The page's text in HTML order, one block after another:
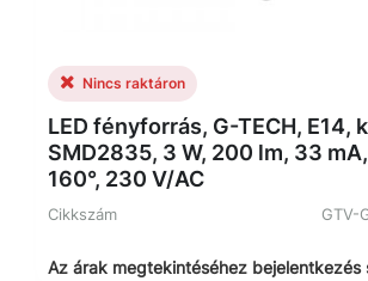
Nincs raktáron
LED fényforrás, G-TECH, E14,
SMD2835, 3 W, 200 lm, 33
160°, 230 V/AC
Cikkszám GTV-
Az árak megtekintéséhez bejelentkezés